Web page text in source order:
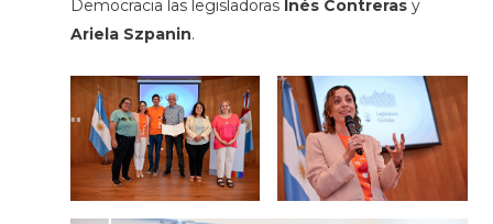
Democracia las legisladorasInés Contreras y
Ariela Szpanin.